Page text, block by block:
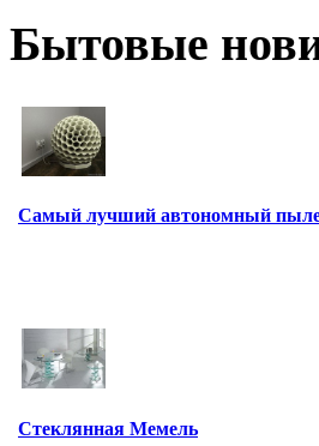
Бытовые
Самый лучший автономный
Стеклянная Мемель